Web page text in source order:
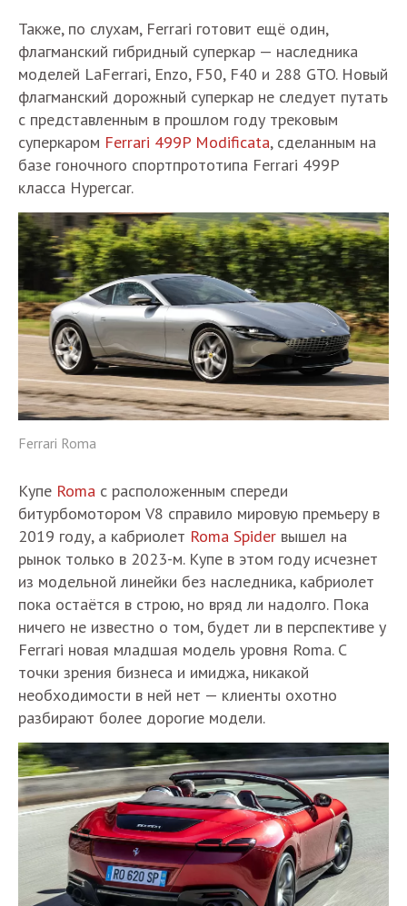
Также, по слухам, Ferrari готовит ещё один,
флагманский гибридный суперкар — наследника
моделей LaFerrari, Enzo, F50, F40 и 288 GTO. Новый
флагманский дорожный суперкар не следует путать
с представленным в прошлом году трековым
суперкаром Ferrari 499P Modificata, сделанным на
базе гоночного спортпрототипа Ferrari 499P
класса Hypercar.
Ferrari Roma
Купе Roma с расположенным спереди
битурбомотором V8 справило мировую премьеру в
2019 году, а кабриолет Roma Spider вышел на
рынок только в 2023-м. Купе в этом году исчезнет
из модельной линейки без наследника, кабриолет
пока остаётся в строю, но вряд ли надолго. Пока
ничего не известно о том, будет ли в перспективе у
Ferrari новая младшая модель уровня Roma. С
точки зрения бизнеса и имиджа, никакой
необходимости в ней нет — клиенты охотно
разбирают более дорогие модели.